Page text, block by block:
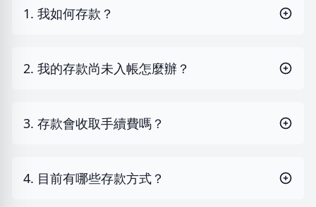
1. 我如何存款？
2. 我的存款尚未入帳怎麼辦？
3. 存款會收取手續費嗎？
4. 目前有哪些存款方式？